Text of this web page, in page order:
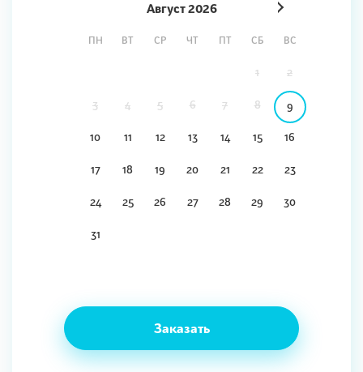
Август2026
ПН ВТ СР ЧТ ПТ СБ ВС
1 2
3 4 5 6 7 8 9
10 11 12 13 14 15 16
17 18 19 20 21 22 23
24 25 26 27 28 29 30
31
Заказать